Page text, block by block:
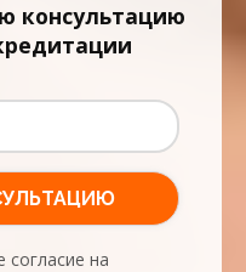
консультацию
на